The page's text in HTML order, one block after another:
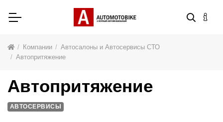
Компании
Автосалоны и Автосервисы СТО
Автопритяжение
Автопритяжение
АВТОСЕРВИСЫ